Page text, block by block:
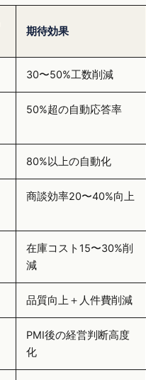
期待効果
30〜50%工数削減
50%超の自動応答率
80%以上の自動化
商談効率20〜40%向上
在庫コスト15〜30%削
減
品質向上＋人件費削減
PMI後の経営判断高度
化